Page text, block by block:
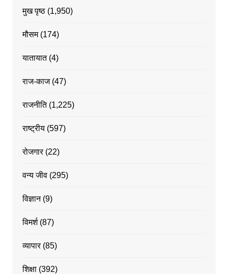
मुख पृष्ठ(1,950)
मौसम(174)
यातायात(4)
राज-काज(47)
राजनीति(1,225)
राष्ट्रीय(597)
रोजगार(22)
वन्य जीव(295)
विज्ञान(9)
विमर्श(87)
व्यापार(85)
शिक्षा(392)